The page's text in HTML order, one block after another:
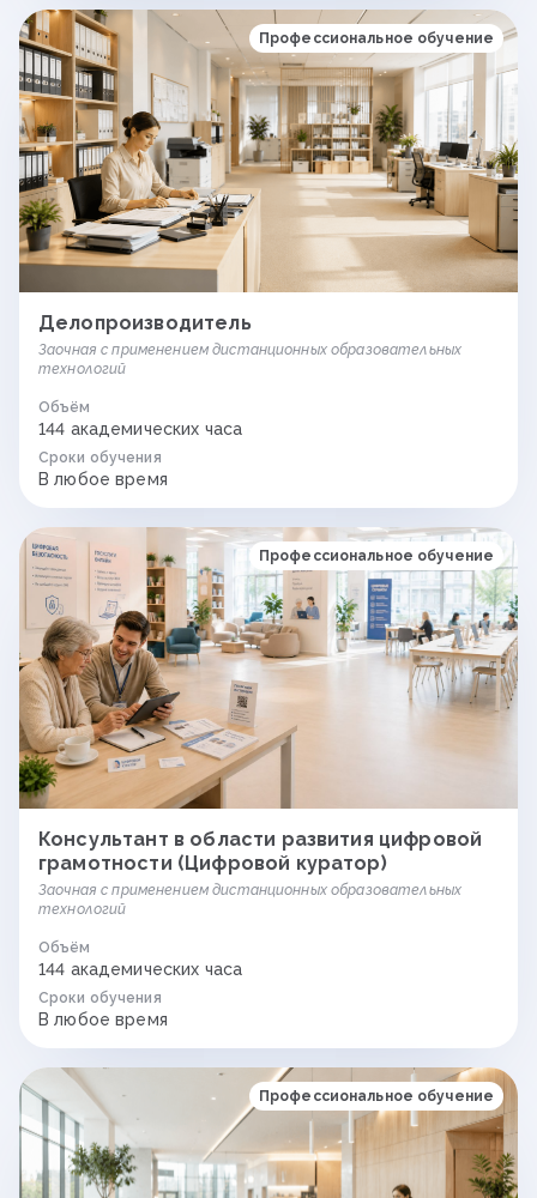
Профессиональное обучение
Делопроизводитель
Заочная с применением дистанционных образовательных
технологий
Объём
144 академических часа
Сроки обучения
В любое время
Профессиональное обучение
Консультант в области развития цифровой
грамотности (Цифровой куратор)
Заочная с применением дистанционных образовательных
технологий
Объём
144 академических часа
Сроки обучения
В любое время
Профессиональное обучение